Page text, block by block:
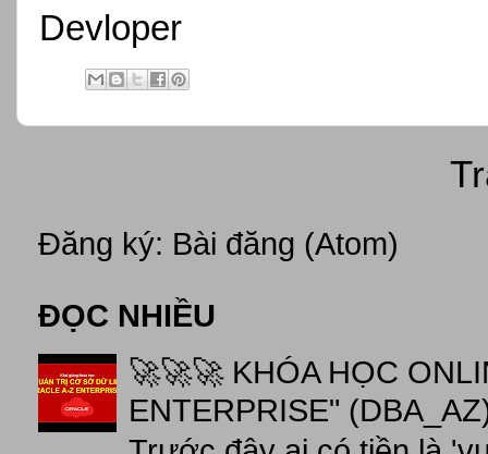
Devloper
Đăng ký: Bài đăng (Atom)
ĐỌC NHIỀU
🚀🚀🚀 KHÓA HỌC
ENTERPRISE"